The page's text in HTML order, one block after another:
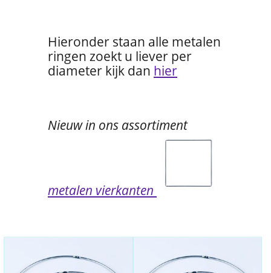
Hieronder staan alle metalen
ringen zoekt u liever per
diameter kijk dan hier
Nieuw in ons assortiment
metalen vierkanten